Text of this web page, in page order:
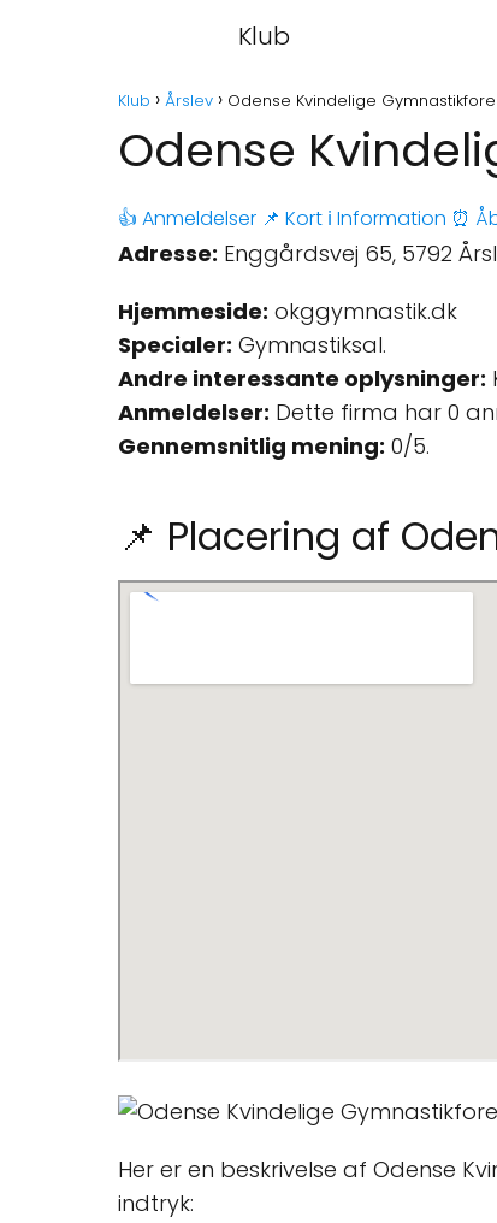
Klub
Klub Årslev Odense Kvindelige
Odense
👍 Anmeldelser 📌 Kort ℹ️ Information ⏰
Adresse: Enggårdsvej 65, 5792
Hjemmeside: okggymnastik.dk
Specialer: Gymnastiksal.
Andre interessante oplysninger:
Anmeldelser: Dette firma har 0
Gennemsnitlig mening: 0/5.
📌 Placering af
Her er en beskrivelse af Odense
indtryk: